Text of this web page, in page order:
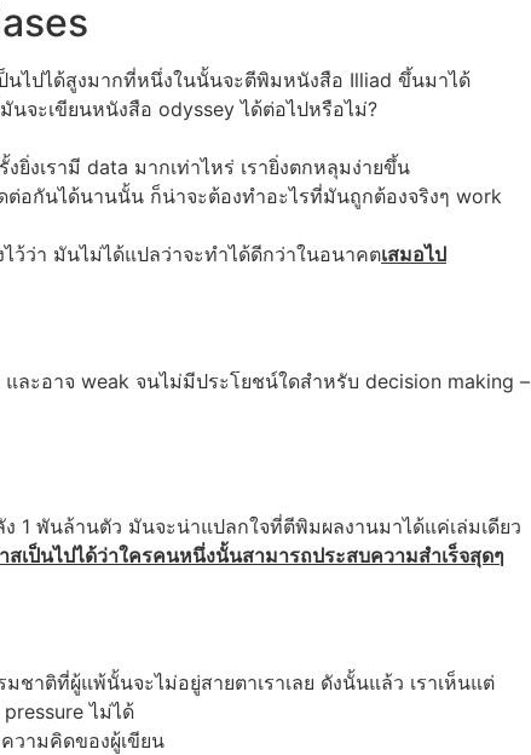
ไปได้สูงมากที่หนึ่งในนั้นจะตีพิมหนังสือ Illiad ขึ้นมาได้
จะเขียนหนังสือ odyssey ได้ต่อไปหรือไม่?
เรามี data มากเท่าไหร่ เรายิ่งตกหลุมง่ายขึ้น
อกันได้นานนั้น ก็น่าจะต้องทำอะไรที่มันถูกต้องจริงๆ work
ว้ว่า มันไม่ได้แปลว่าจะทำได้ดีกว่าในอนาคตเสมอไป
ละอาจ weak จนไม่มีประโยชน์ใดสำหรับ decision making –
พันล้านตัว มันจะน่าแปลกใจที่ตีพิมผลงานมาได้แค่เล่มเดียว
เป็นไปได้ว่าใครคนหนึ่งนั้นสามารถประสบความสำเร็จสุดๆ
าติที่ผู้แพ้นั้นจะไม่อยู่สายตาเราเลย ดังนั้นแล้ว เราเห็นแต่
ไม่ได้
วามคิดของผู้เขียน